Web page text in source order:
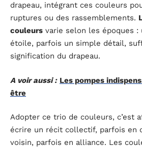
drapeau, intégrant ces couleurs
ruptures ou des rassemblements.
couleurs varie selon les époques :
étoile, parfois un simple détail,
signification du drapeau.
A voir aussi : Les pompes
être
Adopter ce trio de couleurs, c’est
écrire un récit collectif, parfois en
voisin, parfois en alliance. Les